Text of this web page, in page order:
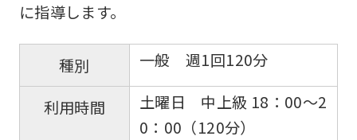
に指導します。
種別 一般 週1回120分
利用時間
土曜日 中上級 18：00〜2
0：00（120分）